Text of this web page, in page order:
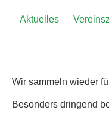
Aktuelles
Wir sammeln wieder
Besonders dringend